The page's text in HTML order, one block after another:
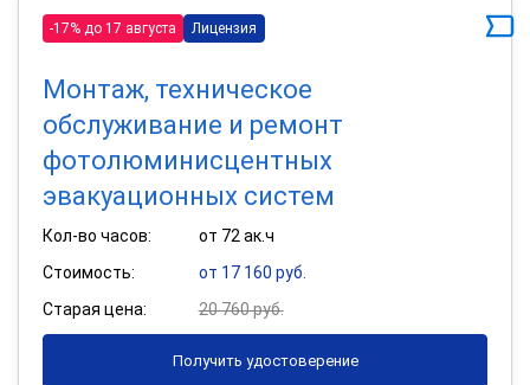
-17% до 17 августа Лицензия
Монтаж, техническое
обслуживание и ремонт
фотолюминисцентных
эвакуационных систем
Кол-во часов:
от 72 ак.ч
Стоимость:
от 17 160 руб.
Старая цена:
20 760 руб.
Получить удостоверение